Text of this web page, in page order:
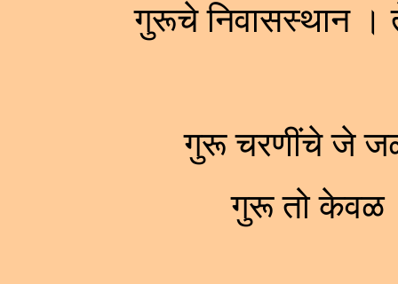
गुरूचे निवासस्थान ।
गुरू चरणींचे जे
गुरू तो केवळ